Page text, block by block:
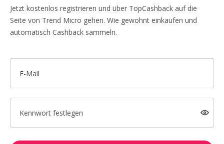
Jetzt kostenlos registrieren und über TopCashback auf die
Seite von Trend Micro gehen. Wie gewohnt einkaufen und
automatisch Cashback sammeln.
E-Mail
Kennwort festlegen